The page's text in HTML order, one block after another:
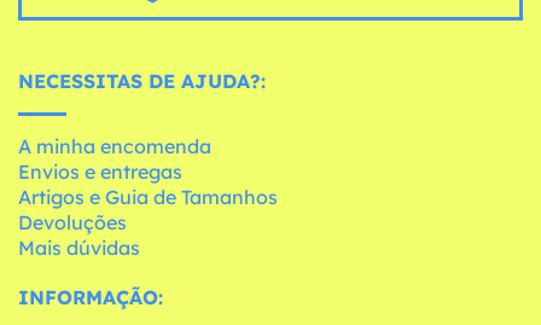
NECESSITAS DE AJUDA?:
A minha encomenda
Envios e entregas
Artigos e Guia de Tamanhos
Devoluções
Mais dúvidas
INFORMAÇÃO: